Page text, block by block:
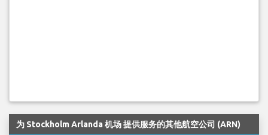
为 Stockholm Arlanda 机场 提供服务的其他航空公司 (ARN)